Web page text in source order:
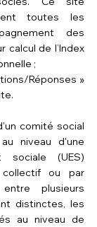
toutes les
des
calcul de l’Index
;
Réponses »
.
comité social
niveau d'une
sociale (UES)
ou par
plusieurs
distinctes, les
au niveau de